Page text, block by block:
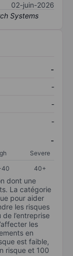
02-juin-2026
-
-
-
-
-
Severe
40+
dont une
La catégorie
pour aider
les risques
l’entreprise
les
en
est faible,
risque et 100